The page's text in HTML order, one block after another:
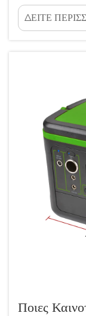
αποθήκευσης
παροχή ηλεκτρικής
ΔΕΙΤΕ
Ποιες